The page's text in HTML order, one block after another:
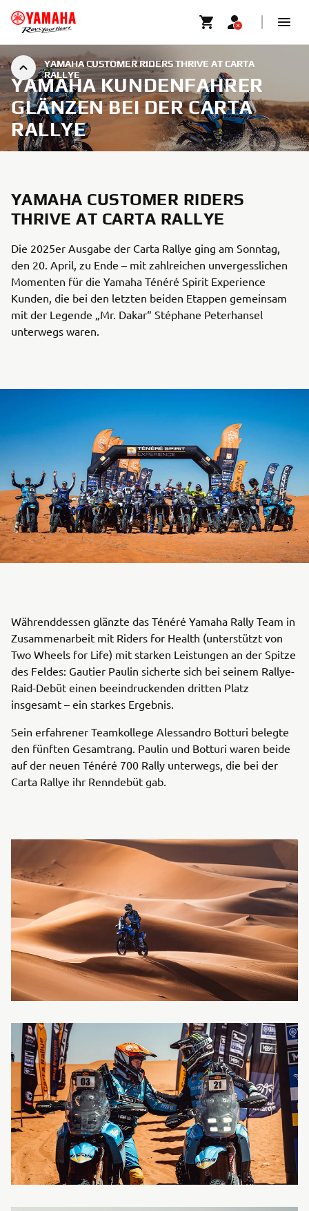
YAMAHA CUSTOMER RIDERS THRIVE AT CARTA
RALLYE
YAMAHA KUNDENFAHRER
GLÄNZEN BEI DER CARTA
RALLYE
YAMAHA CUSTOMER RIDERS
THRIVE AT CARTA RALLYE
Die 2025er Ausgabe der Carta Rallye ging am Sonntag,
den 20. April, zu Ende – mit zahlreichen unvergesslichen
Momenten für die Yamaha Ténéré Spirit Experience
Kunden, die bei den letzten beiden Etappen gemeinsam
mit der Legende „Mr. Dakar“ Stéphane Peterhansel
unterwegs waren.
Währenddessen glänzte das Ténéré Yamaha Rally Team in
Zusammenarbeit mit Riders for Health (unterstützt von
Two Wheels for Life) mit starken Leistungen an der Spitze
des Feldes: Gautier Paulin sicherte sich bei seinem Rallye-
Raid-Debüt einen beeindruckenden dritten Platz
insgesamt – ein starkes Ergebnis.
Sein erfahrener Teamkollege Alessandro Botturi belegte
den fünften Gesamtrang. Paulin und Botturi waren beide
auf der neuen Ténéré 700 Rally unterwegs, die bei der
Carta Rallye ihr Renndebüt gab.